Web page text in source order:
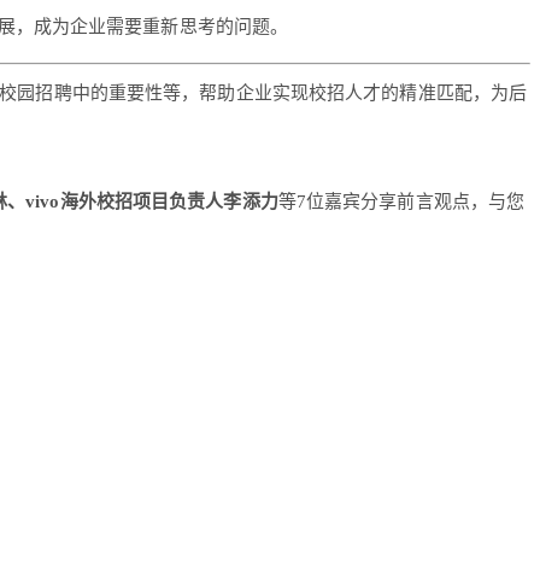
成为企业需要重新思考的问题。
园招聘中的重要性等，帮助企业实现校招人才的精准匹配，为后
vivo海外校招项目负责人李添力等7位嘉宾分享前言观点，与您